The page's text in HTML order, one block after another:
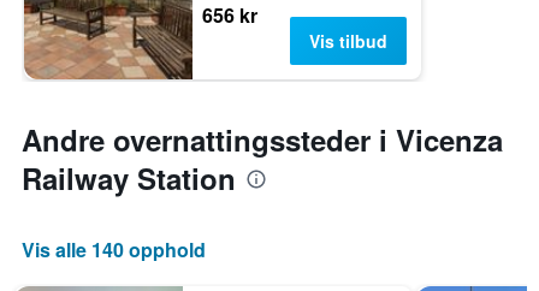
656 kr
Vis tilbud
Andre overnattingssteder i Vicenza
Railway Station
Vis alle 140 opphold